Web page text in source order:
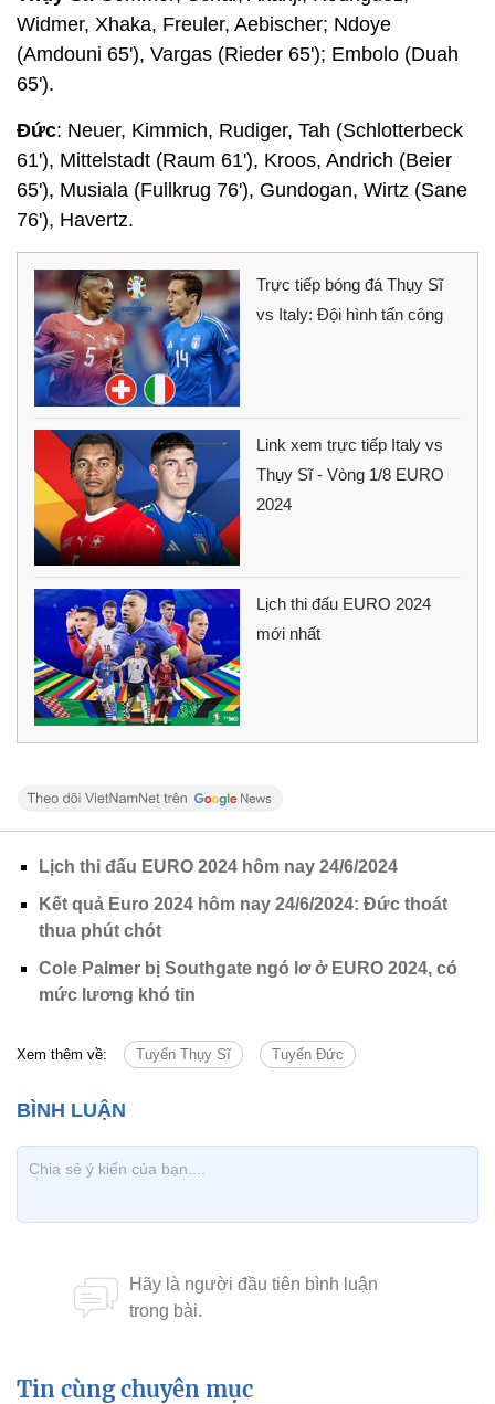
Widmer, Xhaka, Freuler, Aebischer; Ndoye
(Amdouni 65'), Vargas (Rieder 65'); Embolo (Duah
65').
Đức: Neuer, Kimmich, Rudiger, Tah (Schlotterbeck
61'), Mittelstadt (Raum 61'), Kroos, Andrich (Beier
65'), Musiala (Fullkrug 76'), Gundogan, Wirtz (Sane
76'), Havertz.
Trực tiếp bóng đá Thụy Sĩ
vs Italy: Đội hình tấn công
Link xem trực tiếp Italy vs
Thụy Sĩ - Vòng 1/8 EURO
2024
Lịch thi đấu EURO 2024
mới nhất
Lịch thi đấu EURO 2024 hôm nay 24/6/2024
Kết quả Euro 2024 hôm nay 24/6/2024: Đức thoát
thua phút chót
Cole Palmer bị Southgate ngó lơ ở EURO 2024, có
mức lương khó tin
Xem thêm về: Tuyển Thụy Sĩ Tuyển Đức
Tin cùng chuyên mục